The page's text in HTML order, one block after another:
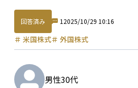
回答済み 1 2025/10/29 10:16
＃ 米国株式＃ 外国株式
男性30代